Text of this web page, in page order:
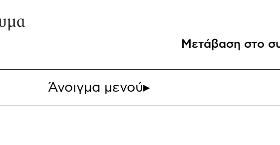
Μετάβαση στο
Άνοιγμα μενού▸